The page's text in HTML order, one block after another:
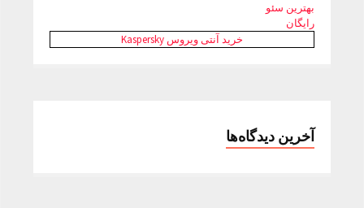
بهترین سئو
رایگان
خرید آنتی ویروس Kaspersky
آخرین دیدگاه‌ها